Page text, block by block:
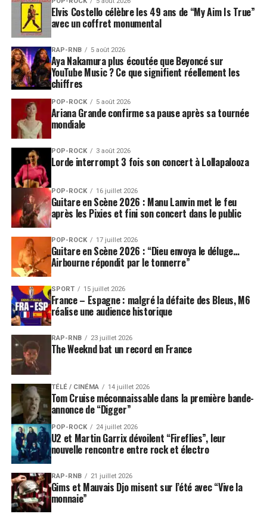
Elvis Costello célèbre les 49 ans de “My Aim Is True”
avec un coffret monumental
RAP-RNB 5 août 2026
Aya Nakamura plus écoutée que Beyoncé sur
YouTube Music ? Ce que signifient réellement les
chiffres
POP-ROCK 5 août 2026
Ariana Grande confirme sa pause après sa tournée
mondiale
POP-ROCK 3 août 2026
Lorde interrompt 3 fois son concert à Lollapalooza
POP-ROCK 16 juillet 2026
Guitare en Scène 2026 : Manu Lanvin met le feu
après les Pixies et fini son concert dans le public
POP-ROCK 17 juillet 2026
Guitare en Scène 2026 : “Dieu envoya le déluge…
Airbourne répondit par le tonnerre”
SPORT 15 juillet 2026
France – Espagne : malgré la défaite des Bleus, M6
réalise une audience historique
RAP-RNB 23 juillet 2026
The Weeknd bat un record en France
TÉLÉ / CINÉMA 14 juillet 2026
Tom Cruise méconnaissable dans la première bande-
annonce de “Digger”
POP-ROCK 24 juillet 2026
U2 et Martin Garrix dévoilent “Fireflies”, leur
nouvelle rencontre entre rock et électro
RAP-RNB 21 juillet 2026
Gims et Mauvais Djo misent sur l’été avec “Vive la
monnaie”